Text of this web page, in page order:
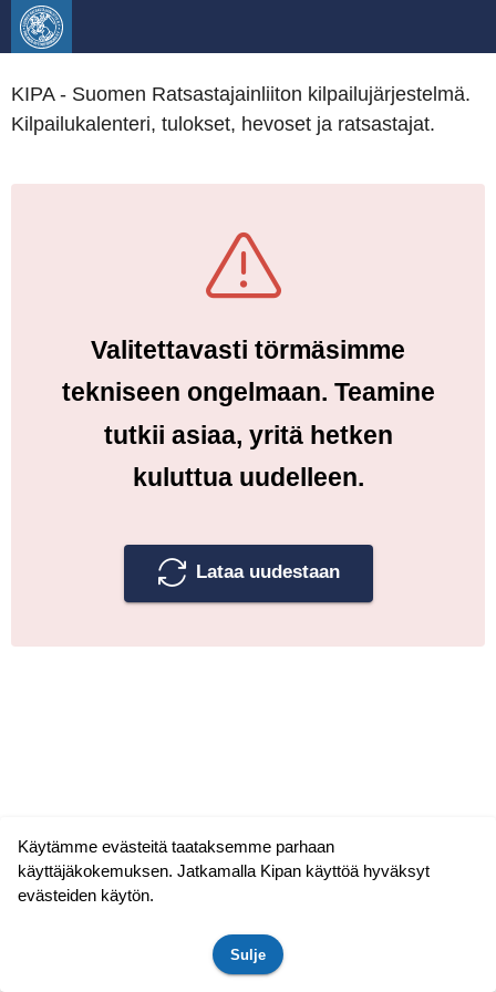
KIPA - Suomen Ratsastajainliiton kilpailujärjestelmä.
Kilpailukalenteri, tulokset, hevoset ja ratsastajat.
Valitettavasti törmäsimme
tekniseen ongelmaan. Teamine
tutkii asiaa, yritä hetken
kuluttua uudelleen.
Lataa uudestaan
Käytämme evästeitä taataksemme parhaan
käyttäjäkokemuksen. Jatkamalla Kipan käyttöä hyväksyt
evästeiden käytön.
Sulje